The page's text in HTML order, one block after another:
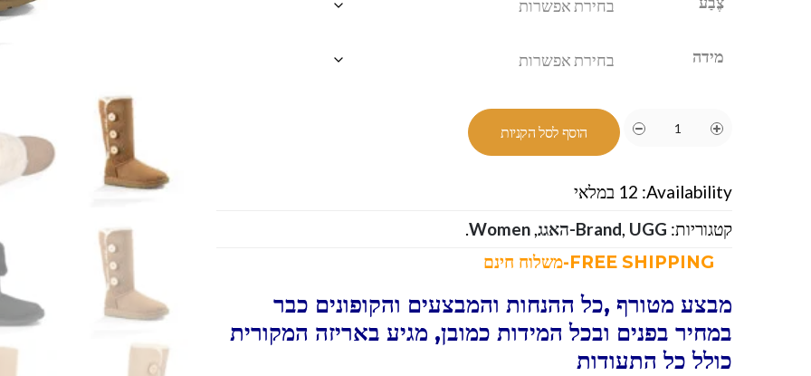
מידה
הוסף לסל הקניות
Availability: 12 במלאי
קטגוריות:
Brand, UGG-האגג ,
Women
.
מבצע מטורף ,כל ההנחות והמבצעים והקופונים כבר
במחיר בפנים ובכל המידות כמובן, מגיע באריזה המקורית
כולל כל התעודות